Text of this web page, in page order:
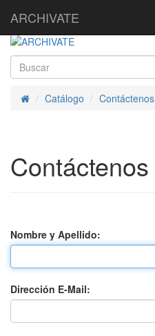
ARCHIVATE
InicioCatálogo Contáctenos
Contáctenos
Nombre y Apellido:
Dirección E-Mail: